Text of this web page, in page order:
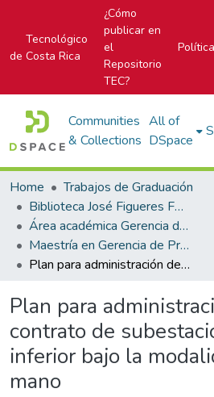
Tecnológico
de Costa Rica
¿Cómo
publicar en
el
Repositorio
TEC?
Communities
& Collections
All of
DSpace
Home
Trabajos de Graduación
Biblioteca José Figueres Ferrer
Área académica Gerencia de Proyectos
Maestría en Gerencia de Proyectos
Plan para administración de contrato de subestación balsa inferior bajo la modalidad llave en mano
Plan para
contrato de
inferior bajo la
mano